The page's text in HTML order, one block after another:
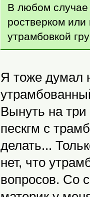
В любом случае
ростверком
утрамбовкой
Я тоже думал
Вынуть на три
пескгм с
делать...
нет, что
вопросов. Со